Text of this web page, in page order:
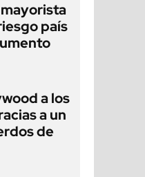
país
a los
a un
de